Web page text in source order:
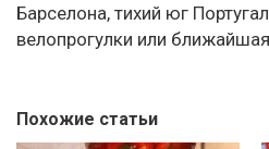
Барселона, тихий юг
велопрогулки или
Похожие статьи